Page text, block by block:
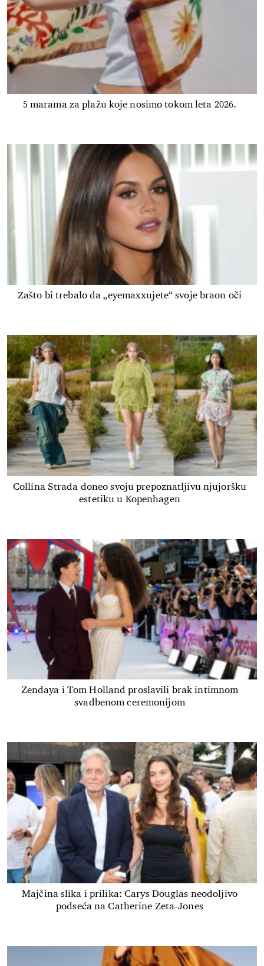
5 marama za plažu koje nosimo tokom leta 2026.
Zašto bi trebalo da „eyemaxxujete“ svoje braon oči
Collina Strada doneo svoju prepoznatljivu njujoršku
estetiku u Kopenhagen
Zendaya i Tom Holland proslavili brak intimnom
svadbenom ceremonijom
Majčina slika i prilika: Carys Douglas neodoljivo
podseća na Catherine Zeta-Jones